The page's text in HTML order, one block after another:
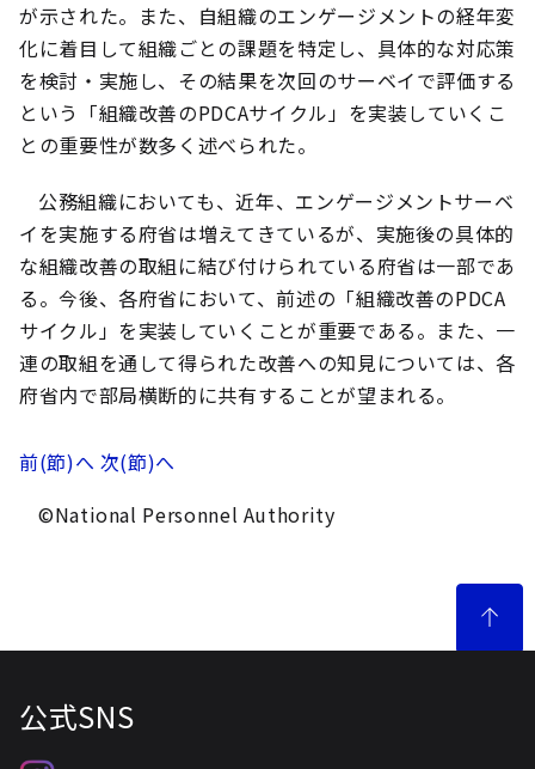
が示された。また、自組織のエンゲージメントの経年変
化に着目して組織ごとの課題を特定し、具体的な対応策
を検討・実施し、その結果を次回のサーベイで評価する
という「組織改善のPDCAサイクル」を実装していくこ
との重要性が数多く述べられた。
公務組織においても、近年、エンゲージメントサーベ
イを実施する府省は増えてきているが、実施後の具体的
な組織改善の取組に結び付けられている府省は一部であ
る。今後、各府省において、前述の「組織改善のPDCA
サイクル」を実装していくことが重要である。また、一
連の取組を通して得られた改善への知見については、各
府省内で部局横断的に共有することが望まれる。
前(節)へ 次(節)へ
©National Personnel Authority
公式SNS